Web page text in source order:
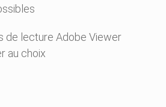
de lecture Adobe Viewer
au choix